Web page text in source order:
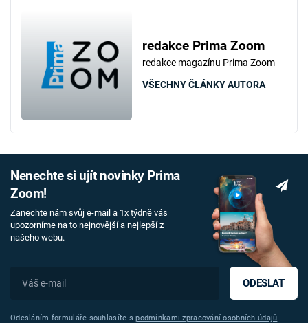
redakce Prima Zoom
redakce magazínu Prima Zoom
VŠECHNY ČLÁNKY AUTORA
Nenechte si ujít novinky Prima
Zoom!
Zanechte nám svůj e-mail a 1x týdně vás
upozorníme na to nejnovější a nejlepší z
našeho webu.
ODESLAT
Odesláním formuláře souhlasíte spodmínkami zpracování osobních údajů